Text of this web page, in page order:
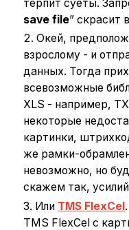
терпит суеты.
save file” скрасит
Окей,
взрослому - и
данных. Тогда
всевозможные
XLS - например,
некоторые
картинки,
же рамки-
невозможно, но
скажем так,
Или TMS FlexCel
TMS FlexCel с